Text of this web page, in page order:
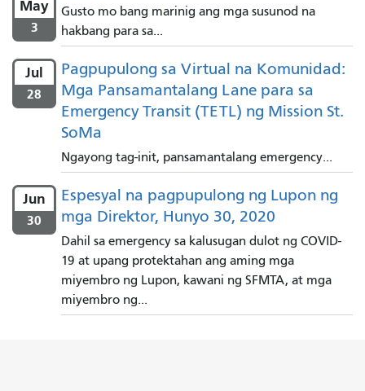
May
3
Gusto mo bang marinig ang mga susunod na
hakbang para sa...
Jul
28
Pagpupulong sa Virtual na Komunidad:
Mga Pansamantalang Lane para sa
Emergency Transit (TETL) ng Mission St.
SoMa
Ngayong tag-init, pansamantalang emergency...
Jun
30
Espesyal na pagpupulong ng Lupon ng
mga Direktor, Hunyo 30, 2020
Dahil sa emergency sa kalusugan dulot ng COVID-
19 at upang protektahan ang aming mga
miyembro ng Lupon, kawani ng SFMTA, at mga
miyembro ng...